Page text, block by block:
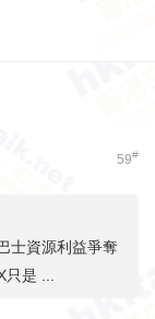
59#
士資源利益爭奪
是 ...